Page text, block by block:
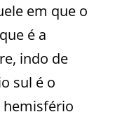
em que o
é a
indo de
sul é o
hemisfério